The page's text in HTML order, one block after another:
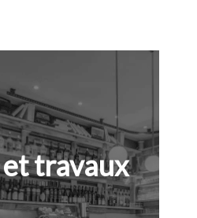
travaux